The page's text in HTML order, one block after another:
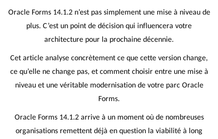
Oracle Forms 14.1.2 n’est pas simplement une mise à niveau de
plus. C’est un point de décision qui influencera votre
architecture pour la prochaine décennie.
Cet article analyse concrètement ce que cette version change,
ce qu’elle ne change pas, et comment choisir entre une mise à
niveau et une véritable modernisation de votre parc Oracle
Forms.
Oracle Forms 14.1.2 arrive à un moment où de nombreuses
organisations remettent déjà en question la viabilité à long